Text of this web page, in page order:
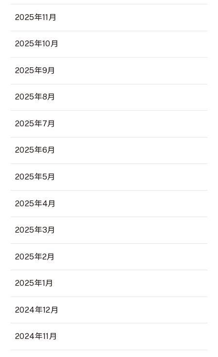
2025年11月
2025年10月
2025年9月
2025年8月
2025年7月
2025年6月
2025年5月
2025年4月
2025年3月
2025年2月
2025年1月
2024年12月
2024年11月